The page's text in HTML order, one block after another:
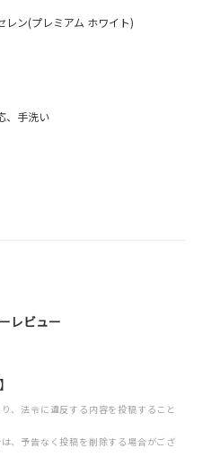
レン(プレミアム ホワイト)
、手洗い
レビュー
、法令に違反する内容を投稿すること
、予告なく投稿を削除する場合がござ